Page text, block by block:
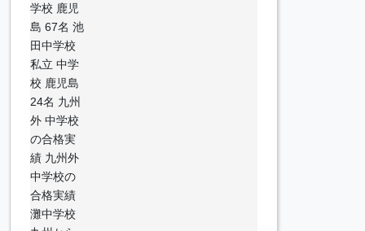
学校 鹿児
島 67名 池
田中学校
私立 中学
校 鹿児島
24名 九州
外 中学校
の合格実
績 九州外
中学校の
合格実績
灘中学校